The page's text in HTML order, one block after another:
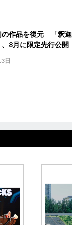
の作品を復元 「釈
8月に限定先行公開
日